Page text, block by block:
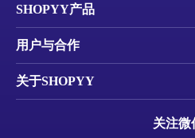
SHOPYY产品
用户与合作
关于SHOPYY
关注微